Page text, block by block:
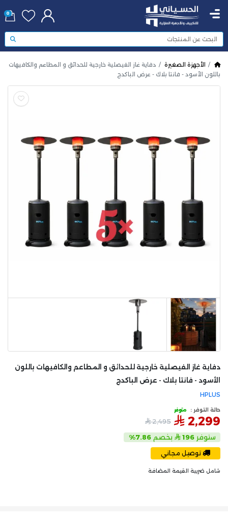
0
الأجهزة الصغيرة
دفاية غاز الفيصلية خارجية للحدائق و المطاعم والكافيهات
باللون الأسود - فانتا بلاك - عرض الباكدج
HPLUS
دفاية غاز الفيصلية خارجية للحدائق و المطاعم والكافيهات باللون
الأسود - فانتا بلاك - عرض الباكدج
حالة التوفر : متوفر
2,299
2,495
ستوفر196 بخصم7.86%
توصيل مجاني
شامل ضريبة القيمة المضافة